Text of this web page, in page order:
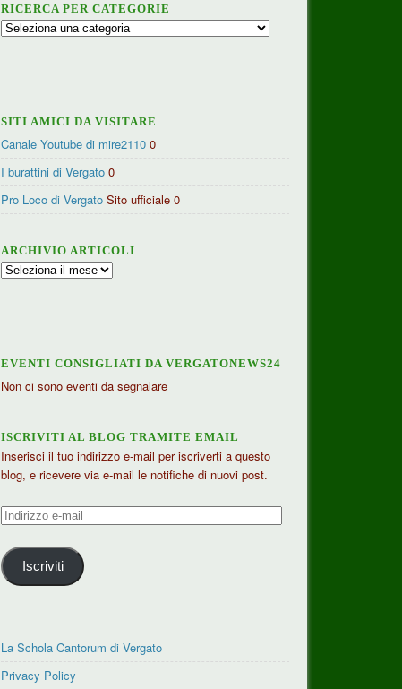
RICERCA PER CATEGORIE
Ricerca
SITI AMICI DA VISITARE
Canale Youtube di mire2110 0
I burattini di Vergato 0
Pro Loco di Vergato Sito ufficiale 0
ARCHIVIO ARTICOLI
Archivio
EVENTI CONSIGLIATI DA VERGATONEWS24
Non ci sono eventi da segnalare
ISCRIVITI AL BLOG TRAMITE EMAIL
Inserisci il tuo indirizzo e-mail per iscriverti a questo
blog, e ricevere via e-mail le notifiche di nuovi post.
Indirizzo
mail
Iscriviti
La Schola Cantorum di Vergato
Privacy Policy